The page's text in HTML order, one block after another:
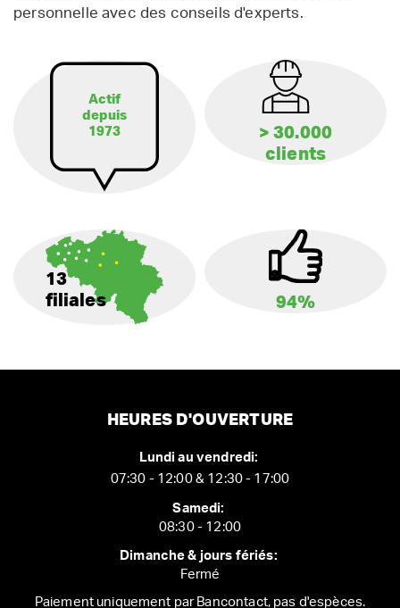
personnelle avec des conseils d'experts.
Actif
depuis
1973
> 30.000
clients
13
filiales
94%
HEURES D'OUVERTURE
Lundi au vendredi:
07:30 - 12:00 & 12:30 - 17:00
Samedi:
08:30 - 12:00
Dimanche & jours fériés:
Fermé
Paiement uniquement par Bancontact, pas d'espèces.